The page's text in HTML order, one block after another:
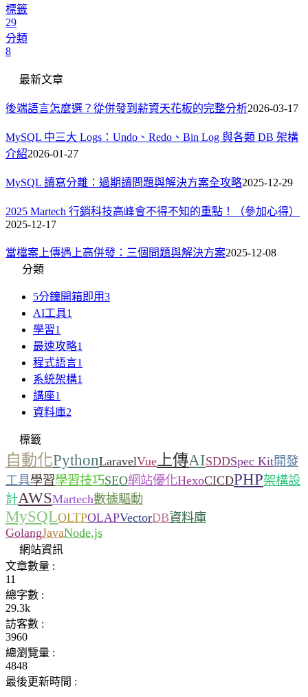
標籤
29
分類
8
最新文章
後端語言怎麼選？從併發到薪資天花板的完整分析2026-03-17
MySQL 中三大 Logs：Undo、Redo、Bin Log 與各類 DB 架構
介紹2026-01-27
MySQL 讀寫分離：過期讀問題與解決方案全攻略2025-12-29
2025 Martech 行銷科技高峰會不得不知的重點！（參加心得）
2025-12-17
當檔案上傳遇上高併發：三個問題與解決方案2025-12-08
分類
5分鐘開箱即用3
AI工具1
學習1
最速攻略1
程式語言1
系統架構1
講座1
資料庫2
標籤
自動化PythonLaravelVue 上傳AISDDSpec Kit開發
工具學習學習技巧SEO網站優化HexoCICDPHP架構設
計AWSMartech數據驅動
MySQLOLTPOLAPVectorDB資料庫
GolangJavaNode.js
網站資訊
文章數量 :
11
總字數 :
29.3k
訪客數 :
3960
總瀏覽量 :
4848
最後更新時間 :